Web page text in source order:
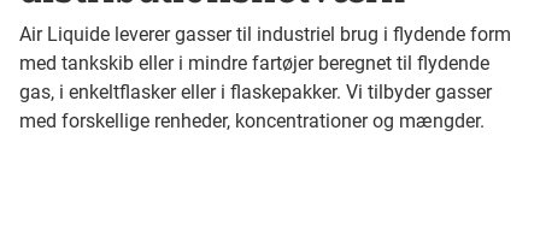
Air Liquide leverer gasser til industriel brug i flydende form
med tankskib eller i mindre fartøjer beregnet til flydende
gas, i enkeltflasker eller i flaskepakker. Vi tilbyder gasser
med forskellige renheder, koncentrationer og mængder.